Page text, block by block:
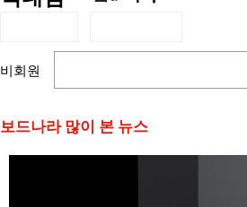
비회원
보드나라 많이 본 뉴스